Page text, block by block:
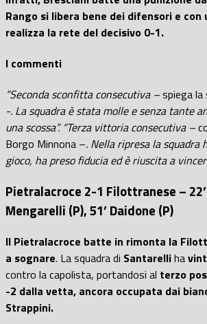
Rango si libera bene dei difensori e con
realizza la rete del decisivo 0-1.
I commenti
“Seconda sconfitta consecutiva –spiega
-. La squadra è stata molle e senza tante
una scossa”. “Terza vittoria consecutiva –
Borgo Minnona –. Nella ripresa la squadra
gioco, ha preso fiducia ed è riuscita a
Pietralacroce 2-1 Filottranese – 22’
Mengarelli (P), 51’ Daidone (P)
Il Pietralacroce batte in rimonta la
a sognare. La squadra di Santarelliha
contro la capolista, portandosi al terzo
-2 dalla vetta, ancora occupata dai
Strappini.